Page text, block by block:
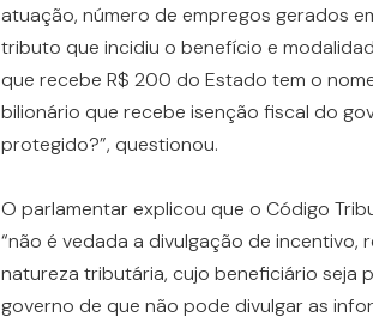
atuação, número de empregos gerados
tributo que incidiu o benefício e
que recebe R$ 200 do Estado tem o
bilionário que recebe isenção fiscal do
protegido?”, questionou.
O parlamentar explicou que o Código
“não é vedada a divulgação de incentivo,
natureza tributária, cujo beneficiário seja
governo de que não pode divulgar as